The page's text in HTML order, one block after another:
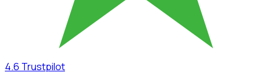
4.6 Trustpilot